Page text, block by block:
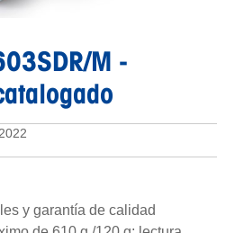
M -
y garantía de calidad